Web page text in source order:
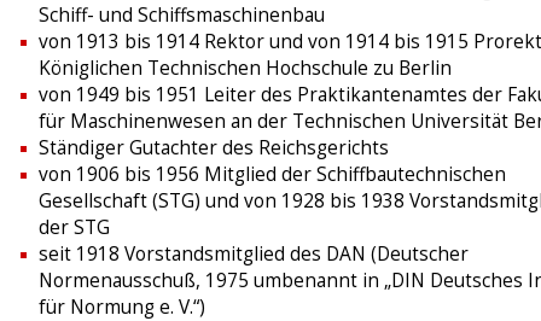
Schiff- und Schiffsmaschinenbau
von 1913 bis 1914 Rektor und von 1914 bis 1915
Königlichen Technischen Hochschule zu Berlin
von 1949 bis 1951 Leiter des Praktikantenamtes der
für Maschinenwesen an der Technischen Universität
Ständiger Gutachter des Reichsgerichts
von 1906 bis 1956 Mitglied der Schiffbautechnischen
Gesellschaft (STG) und von 1928 bis 1938
der STG
seit 1918 Vorstandsmitglied des DAN (Deutscher
Normenausschuß, 1975 umbenannt in „DIN Deutsches
für Normung e. V.“)